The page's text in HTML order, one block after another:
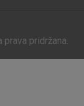
prava pridržana.